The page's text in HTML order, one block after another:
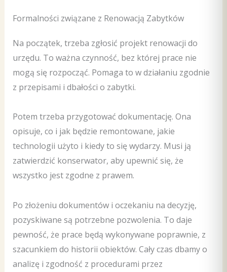
Formalności związane z Renowacją Zabytków
Na początek, trzeba zgłosić projekt renowacji do
urzędu. To ważna czynność, bez której prace nie
mogą się rozpocząć. Pomaga to w działaniu zgodnie
z przepisami i dbałości o zabytki.
Potem trzeba przygotować dokumentację. Ona
opisuje, co i jak będzie remontowane, jakie
technologii użyto i kiedy to się wydarzy. Musi ją
zatwierdzić konserwator, aby upewnić się, że
wszystko jest zgodne z prawem.
Po złożeniu dokumentów i oczekaniu na decyzję,
pozyskiwane są potrzebne pozwolenia. To daje
pewność, że prace będą wykonywane poprawnie, z
szacunkiem do historii obiektów. Cały czas dbamy o
analizę i zgodność z procedurami przez